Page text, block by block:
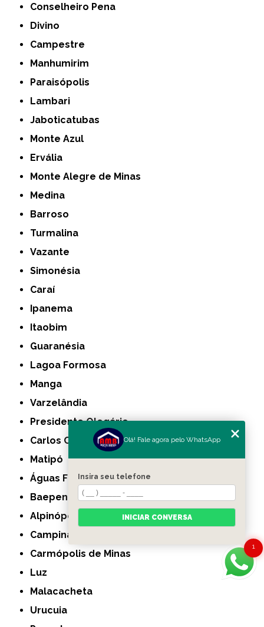
Conselheiro Pena
Divino
Campestre
Manhumirim
Paraisópolis
Lambari
Jaboticatubas
Monte Azul
Ervália
Monte Alegre de Minas
Medina
Barroso
Turmalina
Vazante
Simonésia
Caraí
Ipanema
Itaobim
Guaranésia
Lagoa Formosa
Manga
Varzelândia
Presidente Olegário
Carlos Chagas
Matipó
Águas Formosas
Baependi
Alpinópolis
Campina Verde
Carmópolis de Minas
Luz
Malacacheta
Urucuia
1
Olá! Fale agora pelo WhatsApp
Insira seu telefone
INICIAR CONVERSA